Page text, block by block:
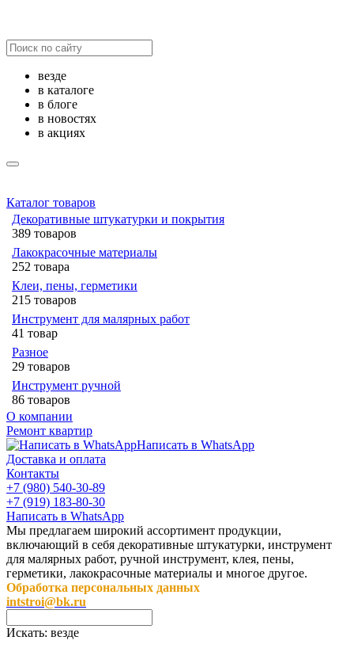
везде
в каталоге
в блоге
в новостях
в акциях
Каталог товаров
Декоративные штукатурки и покрытия
389 товаров
Лакокрасочные материалы
252 товара
Клеи, пены, герметики
215 товаров
Инструмент для малярных работ
41 товар
Разное
29 товаров
Инструмент ручной
86 товаров
О компании
Ремонт квартир
Написать в WhatsApp
Доставка и оплата
Контакты
+7 (980) 540-30-89
+7 (919) 183-80-30
Написать в WhatsApp
Мы предлагаем широкий ассортимент продукции,
включающий в себя декоративные штукатурки, инструмент
для малярных работ, ручной инструмент, клея, пены,
герметики, лакокрасочные материалы и многое другое.
Обработка персональных данных
intstroi@bk.ru
Искать: везде